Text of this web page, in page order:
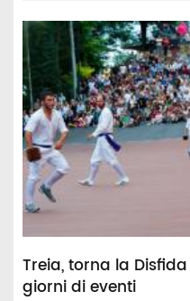
Treia, torna la
giorni di eventi